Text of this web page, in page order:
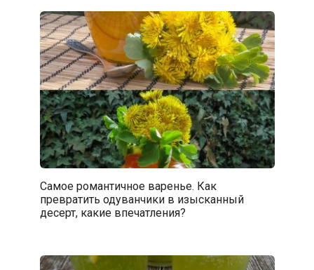
Самое романтичное варенье. Как
превратить одуванчики в изысканный
десерт, какие впечатления?